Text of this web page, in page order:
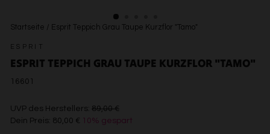
Startseite / Esprit Teppich Grau Taupe Kurzflor "Tamo"
ESPRIT
ESPRIT TEPPICH GRAU TAUPE KURZFLOR "TAMO"
16601
UVP des Herstellers: 89,00 €€89,00
Dein Preis: 80,00 € 10% gespart